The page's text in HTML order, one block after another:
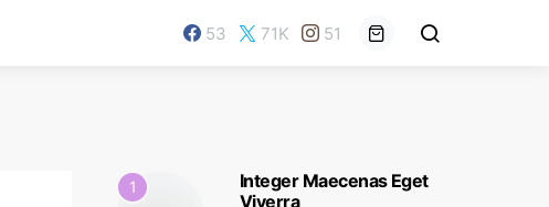
53 71K 51
1
Integer Maecenas Eget
Viverra